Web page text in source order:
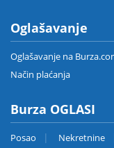
Oglašavanje
Oglašavanje na
Način plaćanja
Burza OGLASI
Posao Nekretnine